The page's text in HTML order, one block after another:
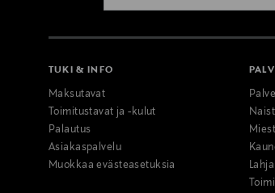
TUKI & INFO
Maksutavat
Toimitustavat ja -kulut
Palautus
Asiakaspalvelu
Muokkaa evästeasetuksia